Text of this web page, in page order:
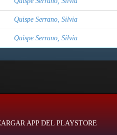
Quispe Serrano, Silvia
Quispe Serrano, Silvia
APP DEL PLAYSTORE